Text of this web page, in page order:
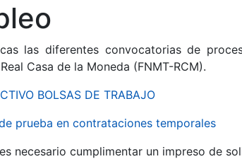
las diferentes convocatorias de
Casa de la Moneda (FNMT-RCM).
BOLSAS DE TRABAJO
prueba en contrataciones temporales
necesario cumplimentar un impreso de